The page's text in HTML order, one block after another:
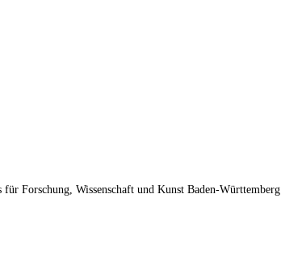
Forschung, Wissenschaft und Kunst Baden-Württemberg